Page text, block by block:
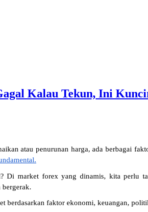
Kalau Tekun, Ini
atau penurunan harga, ada berbagai
Di market forex yang dinamis, kita perlu
bergerak.
berdasarkan faktor ekonomi, keuangan,